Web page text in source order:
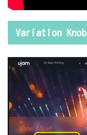
Variation Knob